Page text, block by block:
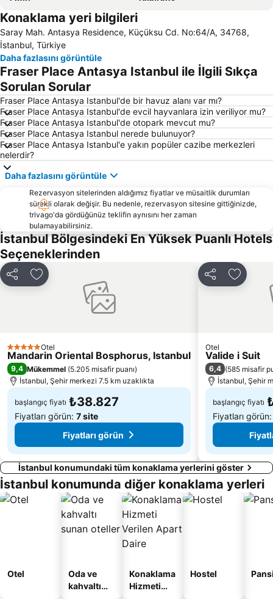
Pendik
Sultanahmet
Maltepe
Sarıyer
Eminönü
Kınalıada
Ümraniye
Zeytinburnu
Maslak
Kartal
Bayrampaşa
Küçükçekmece
Tuzla
Ortaköy
Yalova Termal Kaplıcaları
Sultanahmet Meydanı
Boğaziçi Köprüsü
Bahçelievler
Karaköy Limanı
Bostancı Metro İstasyonu
Istanbul Havalimanı
Kağıthane
Esenköy
Sirkeci Garı
Mecidiyeköy Metro İstasyonu
Galata Kulesi
Nişantaşı Alışveriş Caddeleri
Ataköy Marina
Başakşehir Fatih Terim Stadyumu
Konaklama yeri bilgileri
Saray Mah. Antasya Residence, Küçüksu Cd. No:64/A, 34768,
İstanbul, Türkiye
Daha fazlasını görüntüle
Fraser Place Antasya Istanbul ile İlgili Sıkça
Sorulan Sorular
Fraser Place Antasya Istanbul'de bir havuz alanı var mı?
Fraser Place Antasya Istanbul'de evcil hayvanlara izin veriliyor mu?
Fraser Place Antasya Istanbul'de otopark mevcut mu?
Fraser Place Antasya Istanbul nerede bulunuyor?
Fraser Place Antasya Istanbul'e yakın popüler cazibe merkezleri
nelerdir?
Daha fazlasını görüntüle
Rezervasyon sitelerinden aldığımız fiyatlar ve müsaitlik durumları
sürekli olarak değişir. Bu nedenle, rezervasyon sitesine gittiğinizde,
trivago'da gördüğünüz teklifin aynısını her zaman
bulamayabilirsiniz.
İstanbul Bölgesindeki En Yüksek Puanlı Hotels
Seçeneklerinden
Paylaş Favorilerime ekle
5 Yıldız Otel
Mandarin Oriental Bosphorus, Istanbul
9,4 Mükemmel (5.205 misafir puanı)
İstanbul, Şehir merkezi 7.5 km uzaklıkta
başlangıç fiyatı ₺38.827
Fiyatları görün: 7 site
Fiyatları görün
Paylaş
Otel
Valide i Suit
6,4 (585 misafir
İstanbul, Şehir
başlangıç fiyatı
Fiyatları
İstanbul konumundaki tüm konaklama yerlerini göster
İstanbul konumunda diğer konaklama yerleri
Otel
Oda ve
kahvaltı
Konaklama
Hizmeti
Hostel